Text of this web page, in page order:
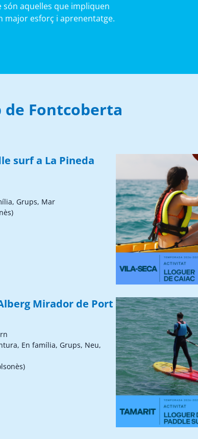
són aquelles que impliquen
major esforç i aprenentatge.
Fontcoberta
surf a La Pineda
Grups, Mar
Mirador de Port
En família, Grups, Neu,